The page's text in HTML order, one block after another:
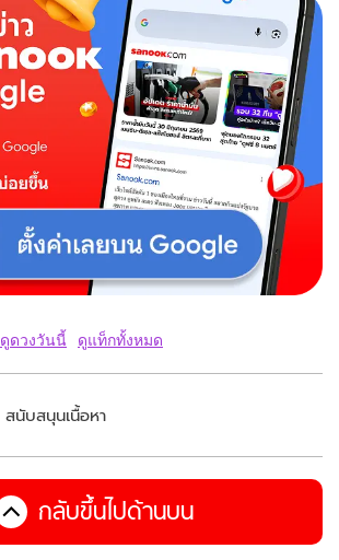
ดูดวงวันนี้ ดูแท็กทั้งหมด
สนับสนุนเนื้อหา
กลับขึ้นไปด้านบน